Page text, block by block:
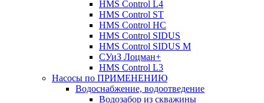
HMS Control L4
HMS Control ST
HMS Control HC
HMS Control SIDUS
HMS Control SIDUS M
СУиЗ Лоцман+
HMS Control L3
Насосы по ПРИМЕНЕНИЮ
Водоснабжение, водоотведение
Водозабор из скважины